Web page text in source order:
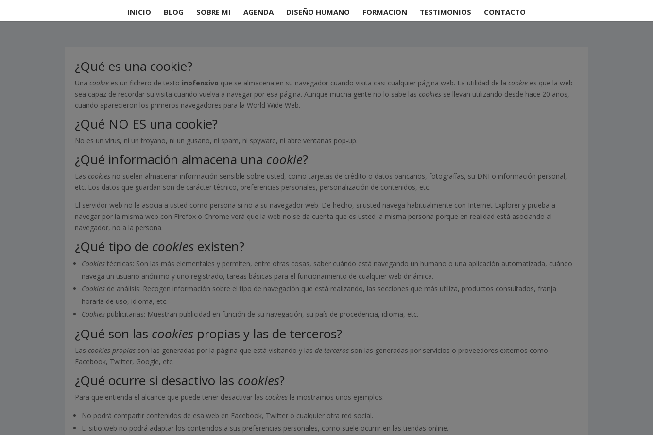
INICIO BLOG SOBRE MI AGENDA DISEÑO HUMANO FORMACION TESTIMONIOS CONTACTO
¿Qué es una cookie?
Una cookie es un fichero de texto inofensivo que se almacena en su navegador cuando visita casi cualquier página web. La utilidad de la cookie es que la web
sea capaz de recordar su visita cuando vuelva a navegar por esa página. Aunque mucha gente no lo sabe las cookies se llevan utilizando desde hace 20 años,
cuando aparecieron los primeros navegadores para la World Wide Web.
¿Qué NO ES una cookie?
No es un virus, ni un troyano, ni un gusano, ni spam, ni spyware, ni abre ventanas pop-up.
¿Qué información almacena una cookie?
Las cookies no suelen almacenar información sensible sobre usted, como tarjetas de crédito o datos bancarios, fotografías, su DNI o información personal,
etc. Los datos que guardan son de carácter técnico, preferencias personales, personalización de contenidos, etc.
El servidor web no le asocia a usted como persona si no a su navegador web. De hecho, si usted navega habitualmente con Internet Explorer y prueba a
navegar por la misma web con Firefox o Chrome verá que la web no se da cuenta que es usted la misma persona porque en realidad está asociando al
navegador, no a la persona.
¿Qué tipo de cookies existen?
Cookies técnicas: Son las más elementales y permiten, entre otras cosas, saber cuándo está navegando un humano o una aplicación automatizada, cuándo
navega un usuario anónimo y uno registrado, tareas básicas para el funcionamiento de cualquier web dinámica.
Cookies de análisis: Recogen información sobre el tipo de navegación que está realizando, las secciones que más utiliza, productos consultados, franja
horaria de uso, idioma, etc.
Cookies publicitarias: Muestran publicidad en función de su navegación, su país de procedencia, idioma, etc.
¿Qué son las cookies propias y las de terceros?
Las cookies propias son las generadas por la página que está visitando y las de terceros son las generadas por servicios o proveedores externos como
Facebook, Twitter, Google, etc.
¿Qué ocurre si desactivo las cookies?
Para que entienda el alcance que puede tener desactivar las cookies le mostramos unos ejemplos:
No podrá compartir contenidos de esa web en Facebook, Twitter o cualquier otra red social.
El sitio web no podrá adaptar los contenidos a sus preferencias personales, como suele ocurrir en las tiendas online.